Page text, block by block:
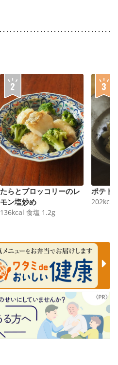
たらとブロッコリーのレ
モン塩炒め
136kcal 食塩 1.2g
ポテト
202kcal